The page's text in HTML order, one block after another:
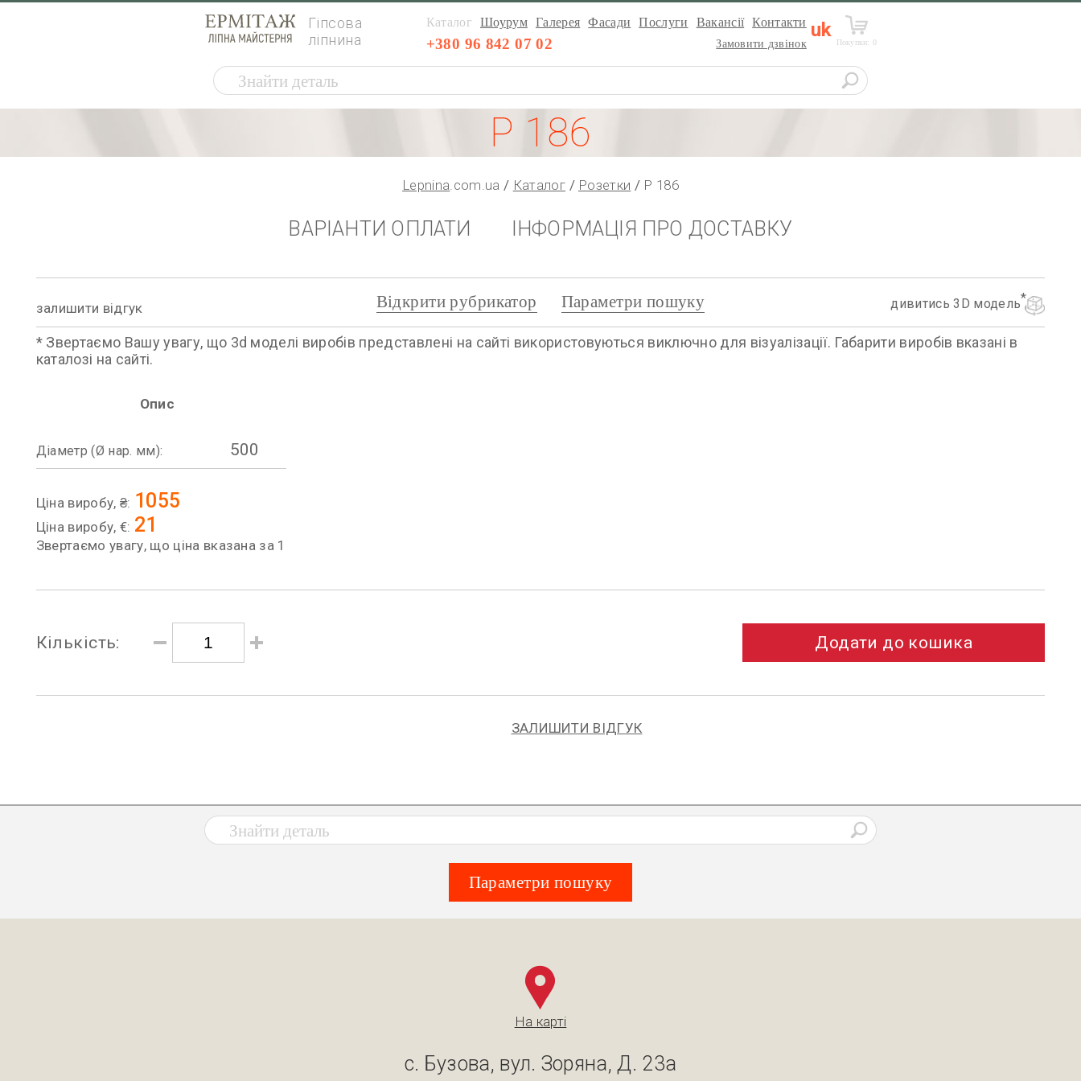
Гіпсова
ліпнина
Каталог Шоурум Галерея Фасади Послуги Вакансії Контакти
+380 96 842 07 02 Замовити дзвінок
uk
Покупки: 0
Р 186
Lepnina.com.ua Каталог Розетки Р 186
ВАРІАНТИ ОПЛАТИ ІНФОРМАЦІЯ ПРО ДОСТАВКУ
залишити відгук дивитись 3D модель
Відкрити рубрикатор Параметри пошуку
* Звертаємо Вашу увагу, що 3d моделі виробів представлені на сайті використовуються виключно для візуалізації. Габарити виробів вказані в
каталозі на сайті.
Опис
Діаметр (Ø нар. мм): 500
Ціна виробу, ₴: 1055
Ціна виробу, €: 21
Звертаємо увагу, що ціна вказана за 1
Кількість: Додати до кошика
ЗАЛИШИТИ ВІДГУК
Параметри пошуку
На карті
с. Бузова, вул. Зоряна, Д. 23а